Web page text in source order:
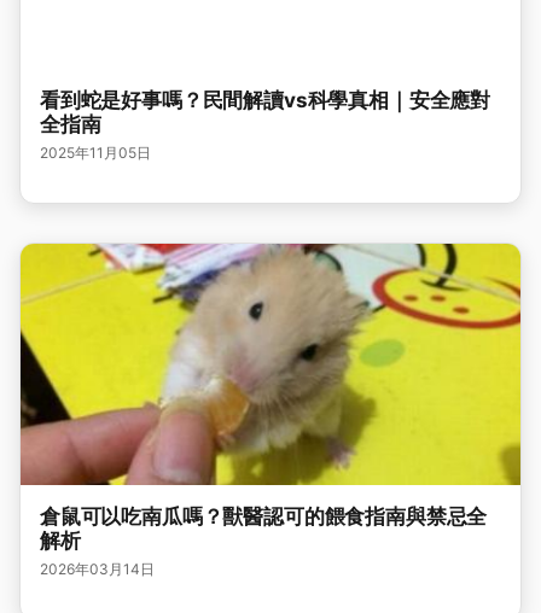
看到蛇是好事嗎？民間解讀vs科學真相｜安全應對
全指南
2025年11月05日
倉鼠可以吃南瓜嗎？獸醫認可的餵食指南與禁忌全
解析
2026年03月14日